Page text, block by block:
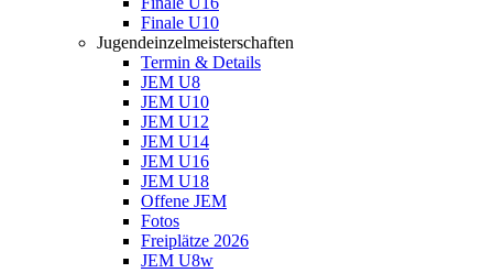
Finale U10
Jugendeinzelmeisterschaften
Termin & Details
JEM U8
JEM U10
JEM U12
JEM U14
JEM U16
JEM U18
Offene JEM
Fotos
Freiplätze 2026
JEM U8w